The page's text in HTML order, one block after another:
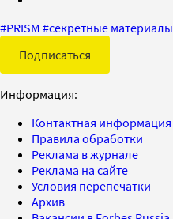
#PRISM #секретные материалы
Подписаться
Информация:
Контактная информация
Правила обработки
Реклама в журнале
Реклама на сайте
Условия перепечатки
Архив